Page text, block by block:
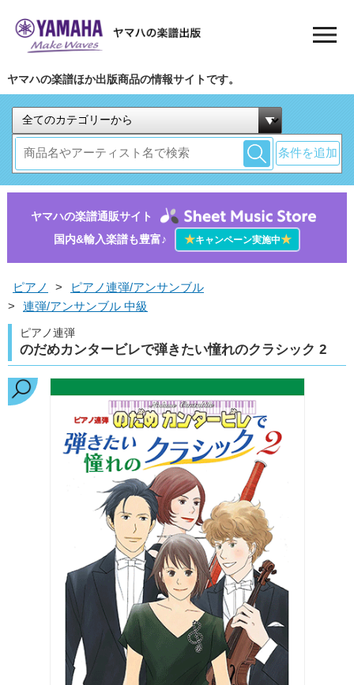
ヤマハの楽譜ほか出版商品の情報サイトです。
条件を追加
ヤマハの楽譜通販サイト
国内&輸入楽譜も豊富♪
★キャンペーン実施中★
ピアノ >
ピアノ連弾/アンサンブル
>
連弾/アンサンブル 中級
ピアノ連弾
のだめカンタービレで弾きたい憧れのクラシック 2